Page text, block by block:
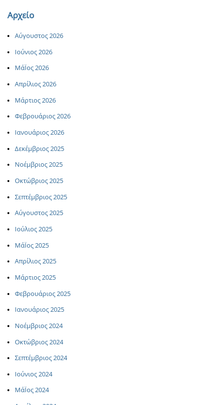
Αρχείο
Αύγουστος 2026
Ιούνιος 2026
ΜάΪος 2026
Απρίλιος 2026
Μάρτιος 2026
Φεβρουάριος 2026
Ιανουάριος 2026
Δεκέμβριος 2025
Νοέμβριος 2025
Οκτώβριος 2025
Σεπτέμβριος 2025
Αύγουστος 2025
Ιούλιος 2025
ΜάΪος 2025
Απρίλιος 2025
Μάρτιος 2025
Φεβρουάριος 2025
Ιανουάριος 2025
Νοέμβριος 2024
Οκτώβριος 2024
Σεπτέμβριος 2024
Ιούνιος 2024
ΜάΪος 2024